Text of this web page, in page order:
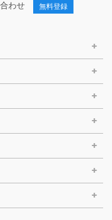
わせ 無料登録